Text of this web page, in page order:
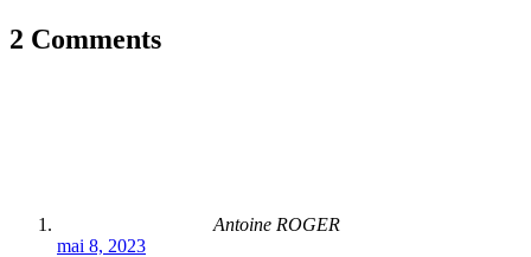
2 Comments
Antoine ROGER
mai 8, 2023